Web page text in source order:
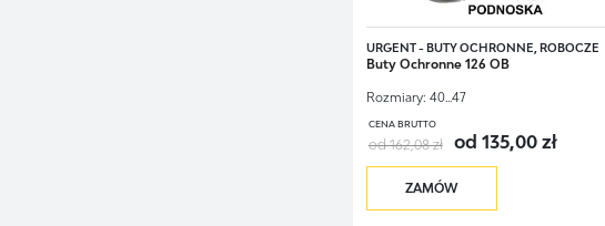
URGENT - BUTY OCHRONNE, ROBOCZE
Buty Ochronne 126 OB
Rozmiary: 40...47
CENA BRUTTO
od 162,08 zł od 135,00 zł
ZAMÓW